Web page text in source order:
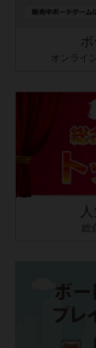
オンライ
総